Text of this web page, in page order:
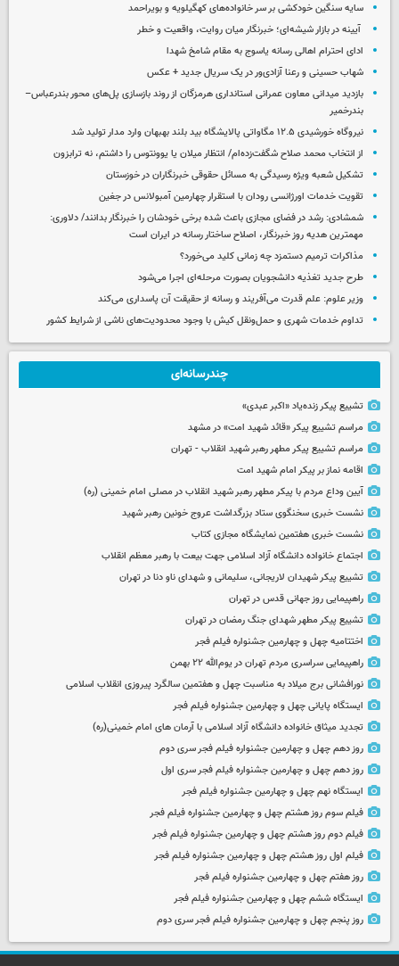
سایه سنگین خودکشی بر سر خانواده‌های کهگیلویه و بویراحمد
آیینه در بازار شیشه‌ای؛ خبرنگار میان روایت، واقعیت و خطر
ادای احترام اهالی رسانه یاسوج به مقام شامخ شهدا
شهاب حسینی و رعنا آزادی‌ور در یک سریال جدید + عکس
بازدید میدانی معاون عمرانی استانداری هرمزگان از روند بازسازی پل‌های محور بندرعباس–
بندرخمیر
نیروگاه خورشیدی ۱۲.۵ مگاواتی پالایشگاه بید بلند بهبهان وارد مدار تولید شد
از انتخاب محمد صلاح شگفت‌زده‌ام/ انتظار میلان یا یوونتوس را داشتم، نه ترابزون
تشکیل شعبه ویژه رسیدگی به مسائل حقوقی خبرنگاران در خوزستان
تقویت خدمات اورژانسی رودان با استقرار چهارمین آمبولانس در جغین
شمشادی: رشد در فضای مجازی باعث شده برخی خودشان را خبرنگار بدانند/ دلاوری:
مهمترین هدیه‌ روز خبرنگار، اصلاح ساختار رسانه در ایران است
مذاکرات ترمیم دستمزد چه زمانی کلید می‌خورد؟
طرح جدید تغذیه دانشجویان بصورت مرحله‌ای اجرا می‌شود
وزیر علوم: علم قدرت می‌آفریند و رسانه از حقیقت آن پاسداری می‌کند
تداوم خدمات شهری و حمل‌ونقل کیش با وجود محدودیت‌های ناشی از شرایط کشور
چندرسانه‌ای
تشییع پیکر زنده‌یاد «اکبر عبدی»
مراسم تشییع پیکر «قائد شهید امت» در مشهد
مراسم تشییع پیکر مطهر رهبر شهید انقلاب - تهران
اقامه نماز بر پیکر امام شهید امت
آیین وداع مردم با پیکر مطهر رهبر شهید انقلاب در مصلی امام خمینی (ره)
نشست خبری سخنگوی ستاد بزرگداشت عروج خونین رهبر شهید
نشست خبری هفتمین نمایشگاه مجازی کتاب
اجتماع خانواده دانشگاه آزاد اسلامی جهت بیعت با رهبر معظم انقلاب
تشییع پیکر شهیدان لاریجانی، سلیمانی و شهدای ناو دنا در تهران
راهپیمایی روز جهانی قدس در تهران
تشییع پیکر مطهر شهدای جنگ رمضان در تهران
اختتامیه چهل و چهارمین جشنواره فیلم فجر
راهپیمایی سراسری مردم تهران در یوم‌الله ۲۲ بهمن
نورافشانی برج میلاد به مناسبت چهل‌ و هفتمین سالگرد پیروزی انقلاب اسلامی
ایستگاه پایانی چهل و چهارمین جشنواره فیلم فجر
تجدید میثاق خانواده دانشگاه آزاد اسلامی با آرمان های امام خمینی(ره)
روز دهم چهل و چهارمین جشنواره فیلم فجر سری دوم
روز دهم چهل و چهارمین جشنواره فیلم فجر سری اول
ایستگاه نهم چهل و چهارمین جشنواره فیلم فجر
فیلم سوم روز هشتم چهل و چهارمین جشنواره فیلم فجر
فیلم دوم روز هشتم چهل و چهارمین جشنواره فیلم فجر
فیلم اول روز هشتم چهل و چهارمین جشنواره فیلم فجر
روز هفتم چهل و چهارمین جشنواره فیلم فجر
ایستگاه ششم چهل و چهارمین جشنواره فیلم فجر
روز پنجم چهل و چهارمین جشنواره فیلم فجر سری دوم